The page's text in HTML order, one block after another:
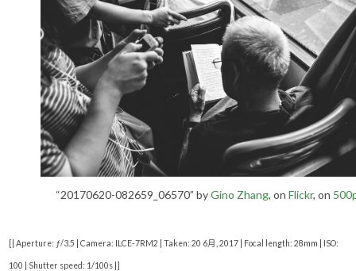
“20170620-082659_06570” byGino Zhang, on Flickr, on
[| Aperture: ƒ/3.5 | Camera: ILCE-7RM2 | Taken: 20 6月, 2017 | Focal length: 28mm | ISO:
100 | Shutter speed: 1/100s |]